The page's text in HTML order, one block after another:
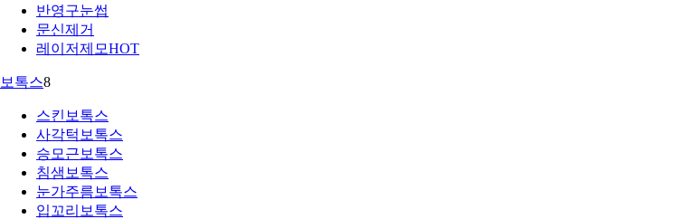
반영구눈썹
문신제거
레이저제모HOT
보톡스8
스킨보톡스
사각턱보톡스
승모근보톡스
침샘보톡스
눈가주름보톡스
입꼬리보톡스